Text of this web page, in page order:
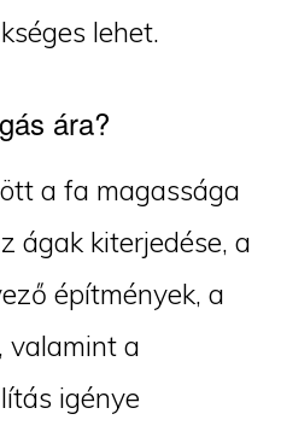
lehet.
ára?
a fa magassága
ágak kiterjedése, a
építmények, a
valamint a
igénye